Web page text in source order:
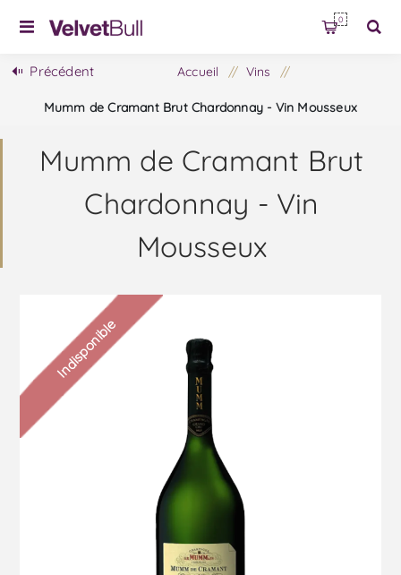
0
Précédent Accueil / Vins /
Mumm de Cramant Brut Chardonnay - Vin Mousseux
Mumm de Cramant Brut
Chardonnay - Vin
Mousseux
Indisponible